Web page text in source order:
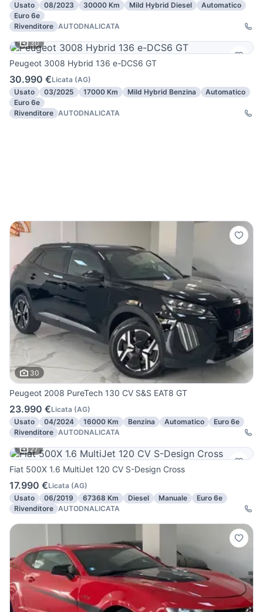
Usato
08/2023 30000 Km Mild Hybrid Diesel
Automatico
Euro 6e
Rivenditore AUTODNALICATA
30
Peugeot 3008 Hybrid 136 e-DCS6 GT
30.990 €Licata (AG)
Usato
03/2025 17000 Km Mild Hybrid Benzina
Automatico
Euro 6e
Rivenditore AUTODNALICATA
30
Peugeot 2008 PureTech 130 CV S&S EAT8 GT
23.990 €Licata (AG)
Usato
04/2024 16000 Km Benzina Automatico
Euro 6e
Rivenditore AUTODNALICATA
27
Fiat 500X 1.6 MultiJet 120 CV S-Design Cross
17.990 €Licata (AG)
Usato
06/2019 67368 Km Diesel Manuale
Euro 6e
Rivenditore AUTODNALICATA